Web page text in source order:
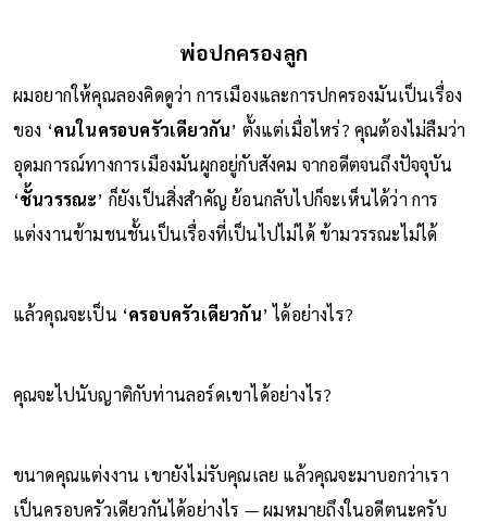
พ่อปกครองลูก
ผมอยากให้คุณลองคิดดูว่า การเมืองและการปกครองมันเป็นเรื่อง
ของ ‘คนในครอบครัวเดียวกัน’ ตั้งแต่เมื่อไหร่? คุณต้องไม่ลืมว่า
อุดมการณ์ทางการเมืองมันผูกอยู่กับสังคม จากอดีตจนถึงปัจจุบัน
‘ชั้นวรรณะ’ ก็ยังเป็นสิ่งสำคัญ ย้อนกลับไปก็จะเห็นได้ว่า การ
แต่งงานข้ามชนชั้นเป็นเรื่องที่เป็นไปไม่ได้ ข้ามวรรณะไม่ได้
แล้วคุณจะเป็น ‘ครอบครัวเดียวกัน’ ได้อย่างไร?
คุณจะไปนับญาติกับท่านลอร์ดเขาได้อย่างไร?
ขนาดคุณแต่งงาน เขายังไม่รับคุณเลย แล้วคุณจะมาบอกว่าเรา
เป็นครอบครัวเดียวกันได้อย่างไร — ผมหมายถึงในอดีตนะครับ